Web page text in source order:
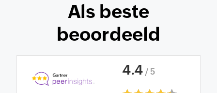
Als beste
beoordeeld
4.4 / 5